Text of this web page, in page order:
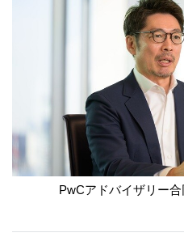
PwCアドバイザリー